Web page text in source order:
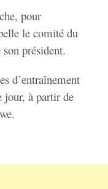
pour
le comité du
président.
d’entraînement
jour, à partir de